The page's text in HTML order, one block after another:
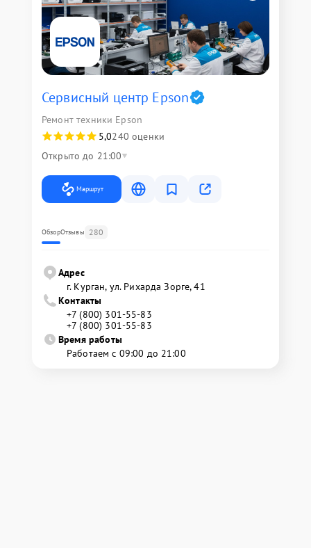
Сервисный центр Epson
Ремонт техники Epson
5,0240 оценки
Открыто до 21:00
Маршрут
ОбзорОтзывы 280
Адрес
г. Курган, ул. Рихарда Зорге, 41
Контакты
+7 (800) 301-55-83
+7 (800) 301-55-83
Время работы
Работаем с 09:00 до 21:00